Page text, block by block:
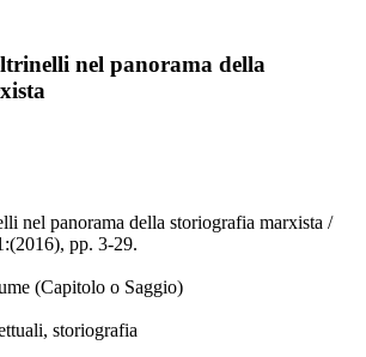
nel panorama della
nel panorama della storiografia marxista /
pp. 3-29.
(Capitolo o Saggio)
storiografia